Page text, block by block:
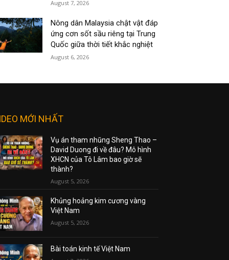
August 7, 2026
Nông dân Malaysia chật vật đáp
ứng cơn sốt sầu riêng tại Trung
Quốc giữa thời tiết khắc nghiệt
August 6, 2026
MỚI NHẤT
Vụ án tham nhũng Sheng Thao –
David Duong đi về đâu? Mô hình
XHCN của Tô Lâm bao giờ sẽ
thành?
August 5, 2026
Khủng hoảng kim cương vàng
Việt Nam
August 5, 2026
Bài toán kinh tế Việt Nam